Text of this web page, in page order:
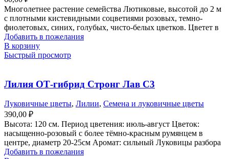
Многолетнее растение семейства Лютиковые, высотой до 2 м
с плотными кистевидными соцветиями розовых, темно-
фиолетовых, синих, голубых, чисто-белых цветков. Цветет в
Добавить в пожелания
В корзину
Быстрый просмотр
Лилия ОТ-гибрид Стронг Лав С3
Луковичные цветы, Лилии, Семена и луковичные цветы
390,00 ₽
Высота: 120 см. Период цветения: июль-август Цветок:
насыщенно-розовый с более тёмно-красным румянцем в
центре, диаметр 20-25см Аромат: сильный Луковицы разбора
Добавить в пожелания